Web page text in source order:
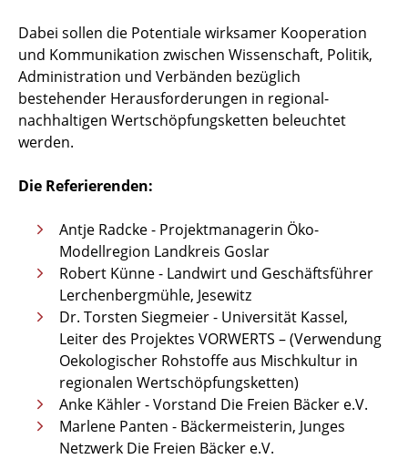
Dabei sollen die Potentiale wirksamer Kooperation
und Kommunikation zwischen Wissenschaft, Politik,
Administration und Verbänden bezüglich
bestehender Herausforderungen in regional-
nachhaltigen Wertschöpfungsketten beleuchtet
werden.
Die Referierenden:
Antje Radcke - Projektmanagerin Öko-
Modellregion Landkreis Goslar
Robert Künne - Landwirt und Geschäftsführer
Lerchenbergmühle, Jesewitz
Dr. Torsten Siegmeier - Universität Kassel,
Leiter des Projektes VORWERTS – (Verwendung
Oekologischer Rohstoffe aus Mischkultur in
regionalen Wertschöpfungsketten)
Anke Kähler - Vorstand Die Freien Bäcker e.V.
Marlene Panten - Bäckermeisterin, Junges
Netzwerk Die Freien Bäcker e.V.